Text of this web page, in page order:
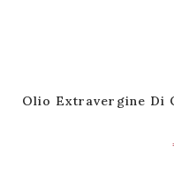
Olio Extravergine Di